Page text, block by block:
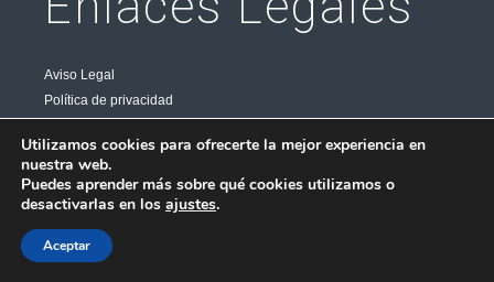
Aviso Legal
Política de privacidad
Contacto
Síguenos
Utilizamos cookies para ofrecerte la mejor experiencia en
nuestra web.
Puedes aprender más sobre qué cookies utilizamos o
desactivarlas en los ajustes.
Aceptar